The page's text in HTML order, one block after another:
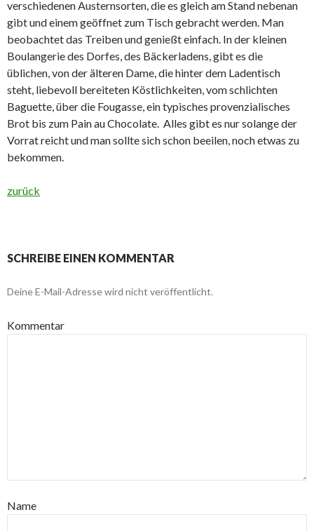
verschiedenen Austernsorten, die es gleich am Stand nebenan
gibt und einem geöffnet zum Tisch gebracht werden. Man
beobachtet das Treiben und genießt einfach. In der kleinen
Boulangerie des Dorfes, des Bäckerladens, gibt es die
üblichen, von der älteren Dame, die hinter dem Ladentisch
steht, liebevoll bereiteten Köstlichkeiten, vom schlichten
Baguette, über die Fougasse, ein typisches provenzialisches
Brot bis zum Pain au Chocolate. Alles gibt es nur solange der
Vorrat reicht und man sollte sich schon beeilen, noch etwas zu
bekommen.
zurück
SCHREIBE EINEN KOMMENTAR
Deine E-Mail-Adresse wird nicht veröffentlicht.
Kommentar
Name